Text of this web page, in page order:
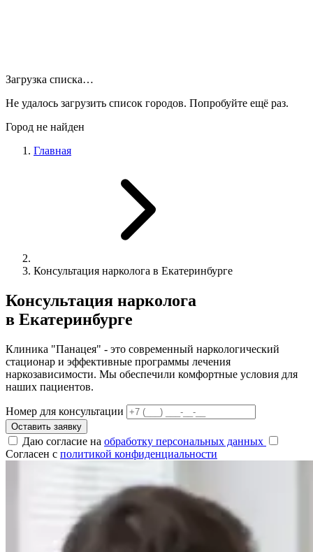
Загрузка списка…
Не удалось загрузить список городов. Попробуйте ещё раз.
Город не найден
Главная
Консультация нарколога в Екатеринбурге
Консультация нарколога
в Екатеринбурге
Клиника "Панацея" - это современный наркологический
стационар и эффективные программы лечения
наркозависимости. Мы обеспечили комфортные условия для
наших пациентов.
Номер для консультации
Оставить заявку
Даю согласие на обработку персональных данных
Согласен с политикой конфиденциальности